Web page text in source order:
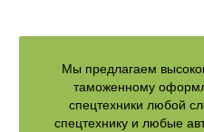
Мы предлагаем
таможенному
спецтехники любой
спецтехнику и любые